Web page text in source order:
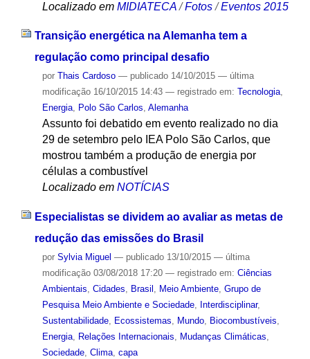
Localizado em MIDIATECA /Fotos /Eventos 2015
Transição energética na Alemanha tem a
regulação como principal desafio
por Thais Cardoso — publicado14/10/2015 — última
modificação16/10/2015 14:43 — registrado em: Tecnologia,
Energia, Polo São Carlos, Alemanha
Assunto foi debatido em evento realizado no dia
29 de setembro pelo IEA Polo São Carlos, que
mostrou também a produção de energia por
células a combustível
Localizado em NOTÍCIAS
Especialistas se dividem ao avaliar as metas de
redução das emissões do Brasil
por Sylvia Miguel — publicado13/10/2015 — última
modificação03/08/2018 17:20 — registrado em: Ciências
Ambientais, Cidades, Brasil , Meio Ambiente, Grupo de
Pesquisa Meio Ambiente e Sociedade, Interdisciplinar,
Sustentabilidade, Ecossistemas, Mundo, Biocombustíveis,
Energia, Relações Internacionais, Mudanças Climáticas,
Sociedade, Clima, capa